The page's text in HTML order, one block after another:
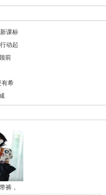
课标
动起
前
有希
裤，